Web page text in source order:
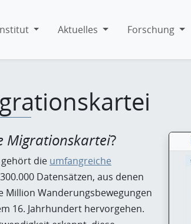
Aktuelles Forschung
Migrationskartei?
gehört die umfangreiche
Datensätzen, aus denen
Million Wanderungsbewegungen
16. Jahrhundert hervorgehen.